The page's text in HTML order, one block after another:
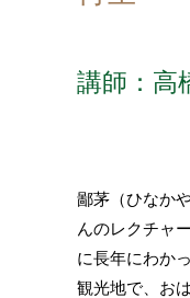
講師：高
鄙茅（ひなか
んのレクチャ
に長年にわか
観光地で、お